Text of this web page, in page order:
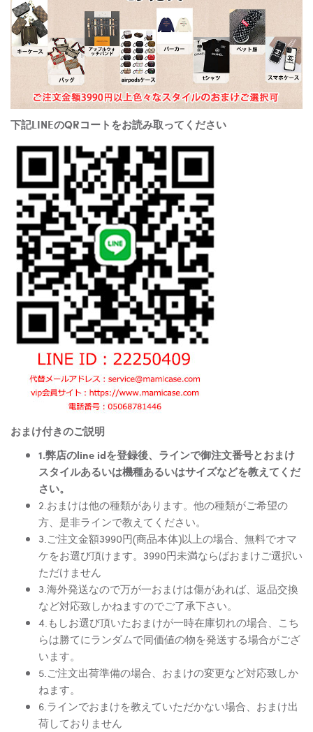
下記LINEのQRコートをお読み取ってください
おまけ付きのご説明
1.弊店のline idを登録後、ラインで御注文番号とおまけ
スタイルあるいは機種あるいはサイズなどを教えてくだ
さい。
2.おまけは他の種類があります。他の種類がご希望の
方、是非ラインで教えてください。
3.ご注文金額3990円(商品本体)以上の場合、無料でオマ
ケをお選び頂けます。3990円未満ならばおまけご選択い
ただけません
3.海外発送なので万が一おまけは傷があれば、返品交換
など対応致しかねますのでご了承下さい。
4.もしお選び頂いたおまけが一時在庫切れの場合、こち
らは勝てにランダムで同価値の物を発送する場合がござ
います。
5.ご注文出荷準備の場合、おまけの変更など対応致しか
ねます。
6.ラインでおまけを教えていただかない場合、おまけ出
荷しておりません